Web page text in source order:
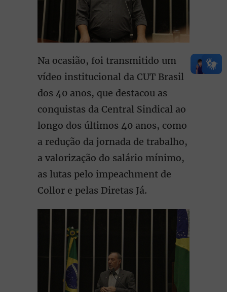
Na ocasião, foi transmitido um
vídeo institucional da CUT Brasil
dos 40 anos, que destacou as
conquistas da Central Sindical ao
longo dos últimos 40 anos, como
a redução da jornada de trabalho,
a valorização do salário mínimo,
as lutas pelo impeachment de
Collor e pelas Diretas Já.